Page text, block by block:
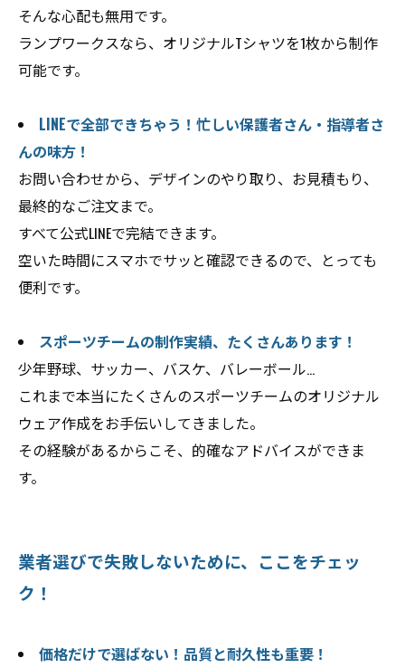
そんな心配も無用です。
ランプワークスなら、オリジナルTシャツを1枚から制作
可能です。
LINEで全部できちゃう！忙しい保護者さん・指導者さ
んの味方！
お問い合わせから、デザインのやり取り、お見積もり、
最終的なご注文まで。
すべて公式LINEで完結できます。
空いた時間にスマホでサッと確認できるので、とっても
便利です。
スポーツチームの制作実績、たくさんあります！
少年野球、サッカー、バスケ、バレーボール…
これまで本当にたくさんのスポーツチームのオリジナル
ウェア作成をお手伝いしてきました。
その経験があるからこそ、的確なアドバイスができま
す。
業者選びで失敗しないために、ここをチェッ
ク！
価格だけで選ばない！品質と耐久性も重要！